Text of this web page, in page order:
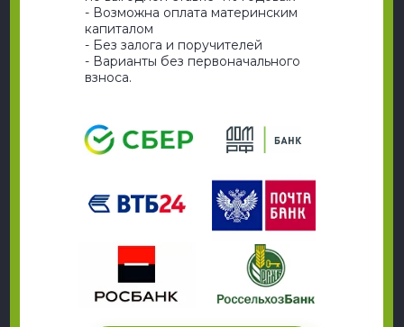
- Возможна оплата материнским
капиталом
- Без залога и поручителей
- Варианты без первоначального
взноса.